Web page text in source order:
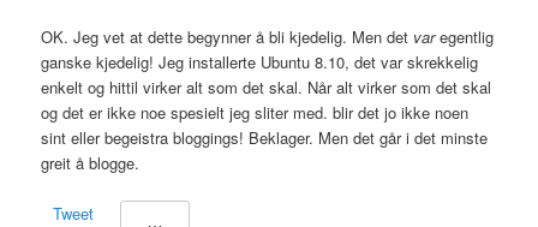
OK. Jeg vet at dette begynner å bli kjedelig. Men det varegentlig
ganske kjedelig! Jeg installerte Ubuntu 8.10, det var skrekkelig
enkelt og hittil virker alt som det skal. Når alt virker som det skal
og det er ikke noe spesielt jeg sliter med. blir det jo ikke noen
sint eller begeistra bloggings! Beklager. Men det går i det minste
greit å blogge.
Tweet